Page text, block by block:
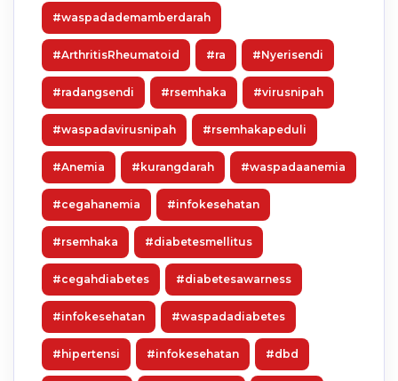
#waspadademamberdarah
#ArthritisRheumatoid #ra #Nyerisendi
#radangsendi #rsemhaka #virusnipah
#waspadavirusnipah #rsemhakapeduli
#Anemia #kurangdarah #waspadaanemia
#cegahanemia #infokesehatan
#rsemhaka #diabetesmellitus
#cegahdiabetes #diabetesawarness
#infokesehatan #waspadadiabetes
#hipertensi #infokesehatan #dbd